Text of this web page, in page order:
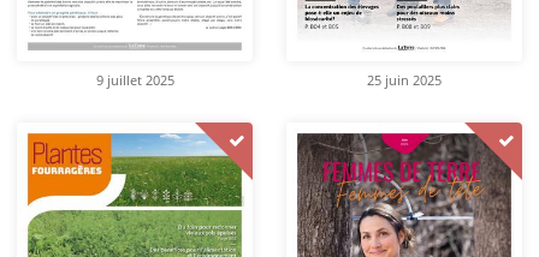
9 juillet 2025 25 juin 2025